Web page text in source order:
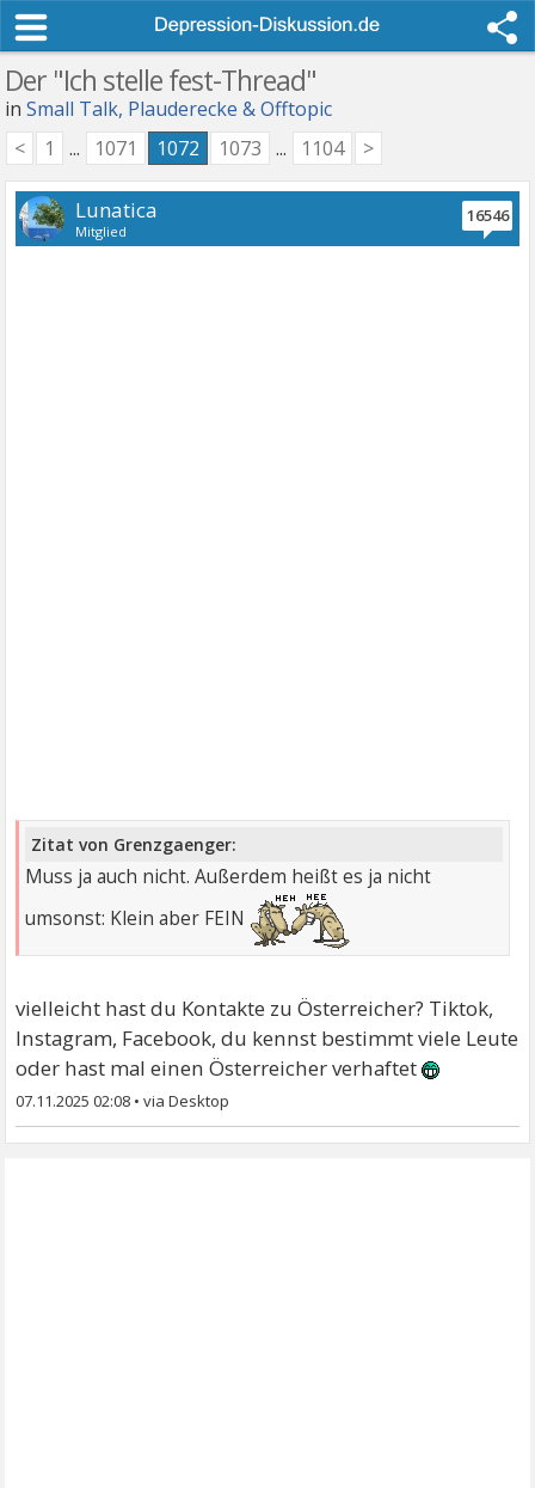
Der "Ich stelle fest-Thread"
inSmall Talk, Plauderecke & Offtopic
<
1 ... 1071 1072 1073 ... 1104 >
Lunatica
Mitglied
16546
Zitat von Grenzgaenger:
Muss ja auch nicht. Außerdem heißt es ja nicht
umsonst: Klein aber FEIN
vielleicht hast du Kontakte zu Österreicher? Tiktok,
Instagram, Facebook, du kennst bestimmt viele Leute
oder hast mal einen Österreicher verhaftet
07.11.2025 02:08 •